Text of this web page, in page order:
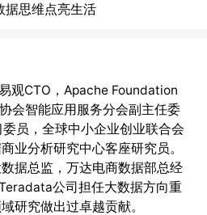
据思维点亮生活
观CTO，Apache Foundation
会智能应用服务分会副主任委
员，全球中小企业创业联合会
业分析研究中心客座研究员。
据总监，万达电商数据部总经
公司担任大数据方向重
研究做出过卓越贡献。